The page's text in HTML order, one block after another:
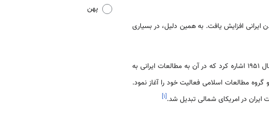
پهن
ایرانی افزایش یافت. به همین دلیل، در بسیاری
از جمله قدیمی‌ترین این موارد باید به تأسیس مؤسسه‏ مطالعات اسلامی در دانشگاه مک گیل در سال 1951 اشاره کرد که در آن به مطالعات ایرانی به
پرداخته شده‏ است. در سال 1961، در دانشگاه تورنتو گروه‏ مطالعات اسلامی فعالیت خود را آغاز نمود.
[۱]